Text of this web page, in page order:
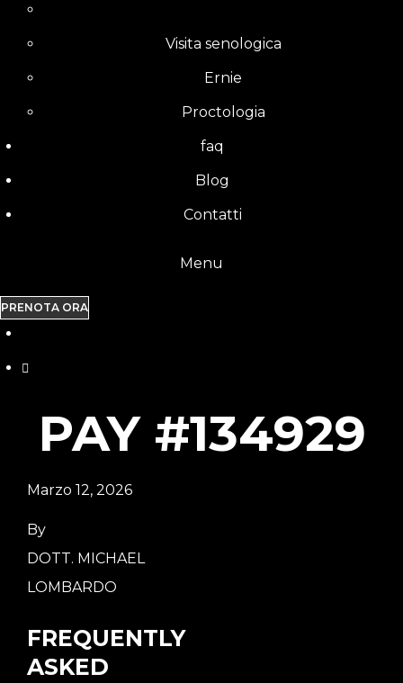
Visita senologica
Ernie
Proctologia
faq
Blog
Contatti
Menu
PRENOTA ORA
PAY #134929
Marzo 12, 2026
By
DOTT. MICHAEL
LOMBARDO
FREQUENTLY
ASKED